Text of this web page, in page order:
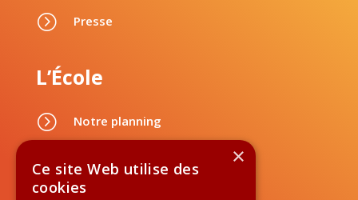
= Presse
L’École
= Notre planning
= Nos professeurs
×
Ce site Web utilise des
cookies